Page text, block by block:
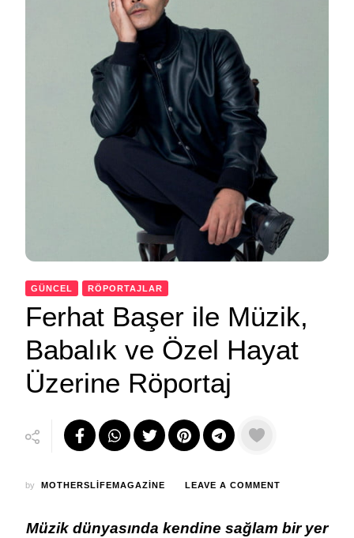
GÜNCEL RÖPORTAJLAR
Ferhat Başer ile Müzik,
Babalık ve Özel Hayat
Üzerine Röportaj
by MOTHERSLIFEMAGAZINE LEAVE A COMMENT
ILE
Müzik dünyasında kendine sağlam bir yer